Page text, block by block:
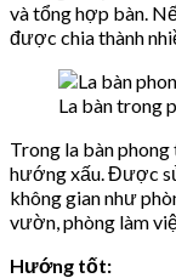
và tổng hợp bàn.
được chia thành
La bàn trong
Trong la bàn
hướng xấu. Được
không gian như
vườn, phòng làm
Hướng tốt: